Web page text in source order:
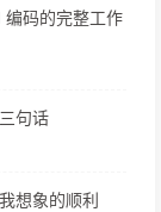
码的完整工作
句话
想象的顺利